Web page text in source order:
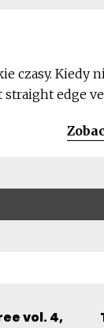
czasy.
straight edge
Pola,
vol. 4,